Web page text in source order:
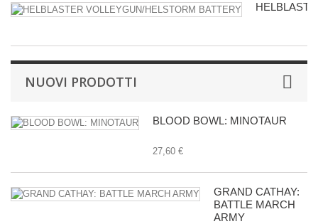
NUOVI PRODOTTI
BLOOD BOWL: MINOTAUR
27,60 €
GRAND CATHAY:
BATTLE MARCH
ARMY